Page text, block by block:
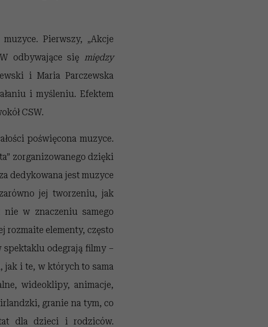
Pierwszy, „Akcje
odbywające się między
i Maria Parczewska
i myśleniu. Efektem
CSW.
poświęcona muzyce.
zorganizowanego dzięki
dedykowana jest muzyce
jej tworzeniu, jak
nie w znaczeniu samego
rozmaite elementy, często
spektaklu odegrają filmy –
jak i te, w których to sama
wideoklipy, animacje,
granie na tym, co
dla dzieci i rodziców.